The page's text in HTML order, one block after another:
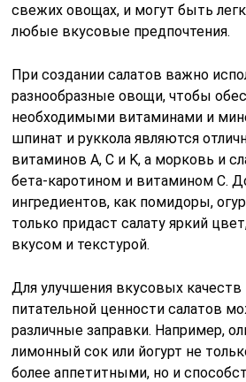
свежих овощах, и могут быть
любые вкусовые предпочтения.
При создании салатов важно
разнообразные овощи, чтобы
необходимыми витаминами и
шпинат и руккола являются
витаминов A, C и K, а морковь и
бета-каротином и витамином C.
ингредиентов, как помидоры,
только придаст салату яркий
вкусом и текстурой.
Для улучшения вкусовых качеств
питательной ценности салатов
различные заправки. Например,
лимонный сок или йогурт не
более аппетитными, но и